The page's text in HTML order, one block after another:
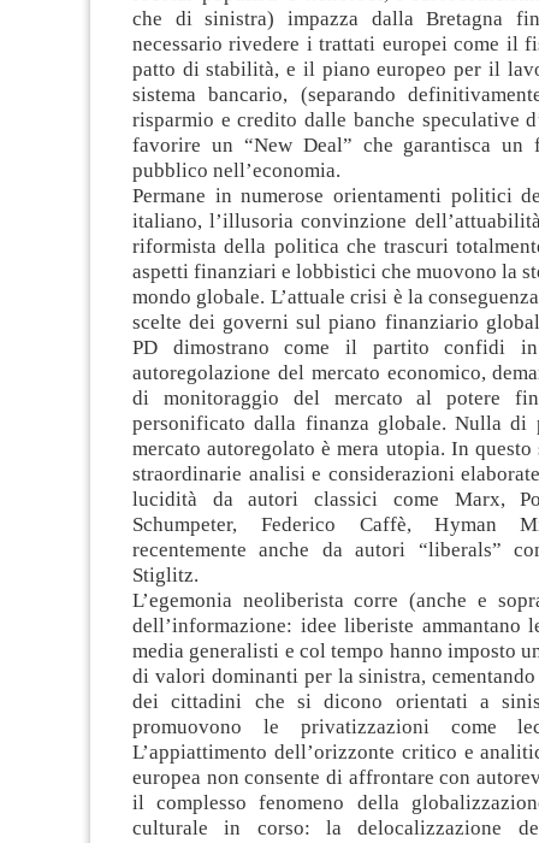
che di sinistra) impazza dalla Bretagna
necessario rivedere i trattati europei come il
patto di stabilità, e il piano europeo per il
sistema bancario, (separando
risparmio e credito dalle banche speculative
favorire un “New Deal” che garantisca un
pubblico nell’economia.
Permane in numerose orientamenti politici
italiano, l’illusoria convinzione
riformista della politica che trascuri
aspetti finanziari e lobbistici che muovono la
mondo globale. L’attuale crisi è la
scelte dei governi sul piano finanziario
PD dimostrano come il partito confidi
autoregolazione del mercato economico,
di monitoraggio del mercato al potere
personificato dalla finanza globale. Nulla di
mercato autoregolato è mera utopia. In questo
straordinarie analisi e considerazioni
lucidità da autori classici come Marx,
Schumpeter, Federico Caffè, Hyman
recentemente anche da autori “liberals”
Stiglitz.
L’egemonia neoliberista corre (anche e
dell’informazione: idee liberiste ammantano
media generalisti e col tempo hanno imposto
di valori dominanti per la sinistra,
dei cittadini che si dicono orientati a
promuovono le privatizzazioni come
L’appiattimento dell’orizzonte critico e
europea non consente di affrontare con
il complesso fenomeno della
culturale in corso: la delocalizzazione